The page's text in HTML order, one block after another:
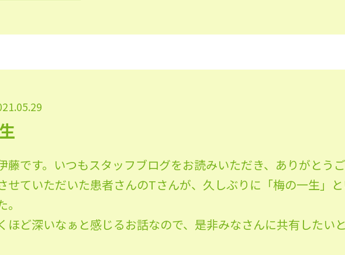
藤です。いつもスタッフブログをお読みいただき、ありがとうご
せていただいた患者さんのTさんが、久しぶりに「梅の一生」
ほど深いなぁと感じるお話なので、是非みなさんに共有したい